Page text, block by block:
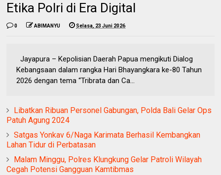
Etika Polri di Era Digital
0 ABIMANYU Selasa, 23 Juni 2026
Jayapura – Kepolisian Daerah Papua mengikuti Dialog
Kebangsaan dalam rangka Hari Bhayangkara ke-80 Tahun
2026 dengan tema “Tribrata dan Ca...
Libatkan Ribuan Personel Gabungan, Polda Bali Gelar Ops
Patuh Agung 2024
Satgas Yonkav 6/Naga Karimata Berhasil Kembangkan
Lahan Tidur di Perbatasan
Malam Minggu, Polres Klungkung Gelar Patroli Wilayah
Cegah Potensi Gangguan Kamtibmas